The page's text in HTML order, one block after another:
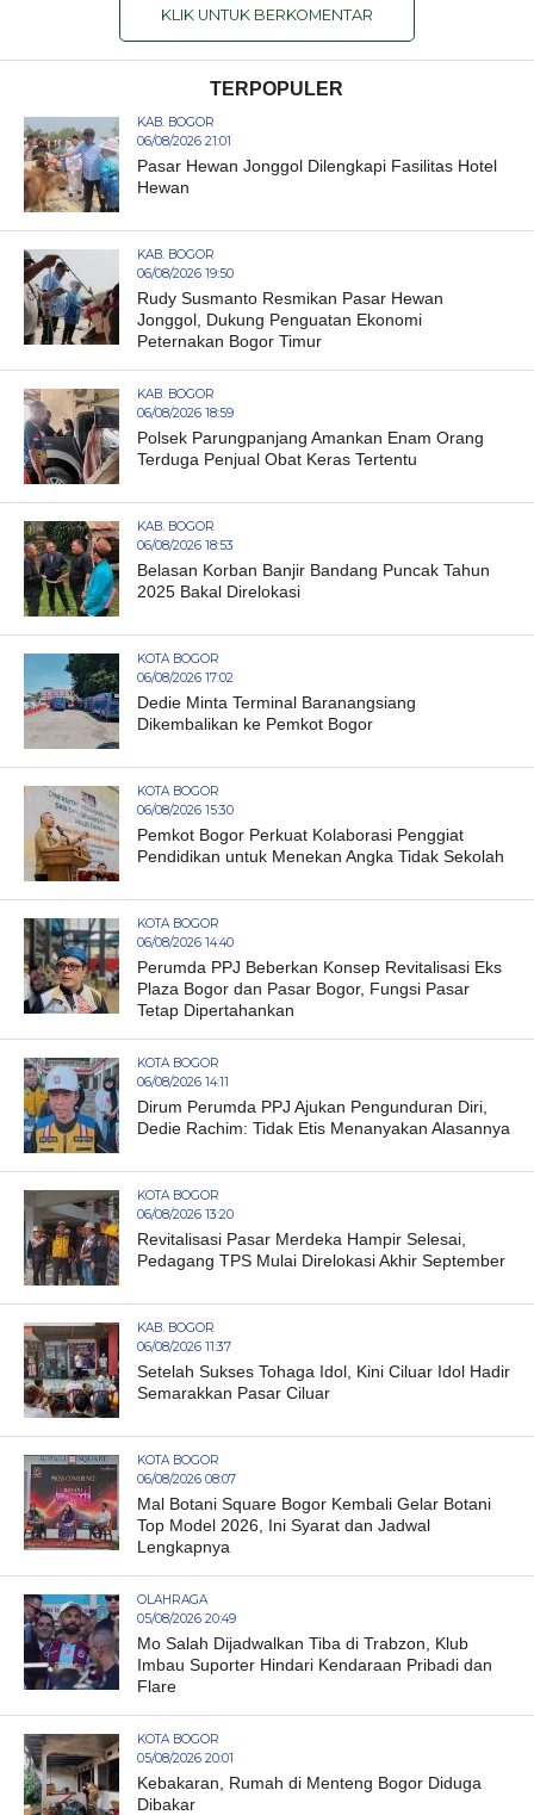
KLIK UNTUK BERKOMENTAR
TERPOPULER
KAB. BOGOR
06/08/2026 21:01
Pasar Hewan Jonggol Dilengkapi Fasilitas Hotel
Hewan
KAB. BOGOR
06/08/2026 19:50
Rudy Susmanto Resmikan Pasar Hewan
Jonggol, Dukung Penguatan Ekonomi
Peternakan Bogor Timur
KAB. BOGOR
06/08/2026 18:59
Polsek Parungpanjang Amankan Enam Orang
Terduga Penjual Obat Keras Tertentu
KAB. BOGOR
06/08/2026 18:53
Belasan Korban Banjir Bandang Puncak Tahun
2025 Bakal Direlokasi
KOTA BOGOR
06/08/2026 17:02
Dedie Minta Terminal Baranangsiang
Dikembalikan ke Pemkot Bogor
KOTA BOGOR
06/08/2026 15:30
Pemkot Bogor Perkuat Kolaborasi Penggiat
Pendidikan untuk Menekan Angka Tidak Sekolah
KOTA BOGOR
06/08/2026 14:40
Perumda PPJ Beberkan Konsep Revitalisasi Eks
Plaza Bogor dan Pasar Bogor, Fungsi Pasar
Tetap Dipertahankan
KOTA BOGOR
06/08/2026 14:11
Dirum Perumda PPJ Ajukan Pengunduran Diri,
Dedie Rachim: Tidak Etis Menanyakan Alasannya
KOTA BOGOR
06/08/2026 13:20
Revitalisasi Pasar Merdeka Hampir Selesai,
Pedagang TPS Mulai Direlokasi Akhir September
KAB. BOGOR
06/08/2026 11:37
Setelah Sukses Tohaga Idol, Kini Ciluar Idol Hadir
Semarakkan Pasar Ciluar
KOTA BOGOR
06/08/2026 08:07
Mal Botani Square Bogor Kembali Gelar Botani
Top Model 2026, Ini Syarat dan Jadwal
Lengkapnya
OLAHRAGA
05/08/2026 20:49
Mo Salah Dijadwalkan Tiba di Trabzon, Klub
Imbau Suporter Hindari Kendaraan Pribadi dan
Flare
KOTA BOGOR
05/08/2026 20:01
Kebakaran, Rumah di Menteng Bogor Diduga
Dibakar